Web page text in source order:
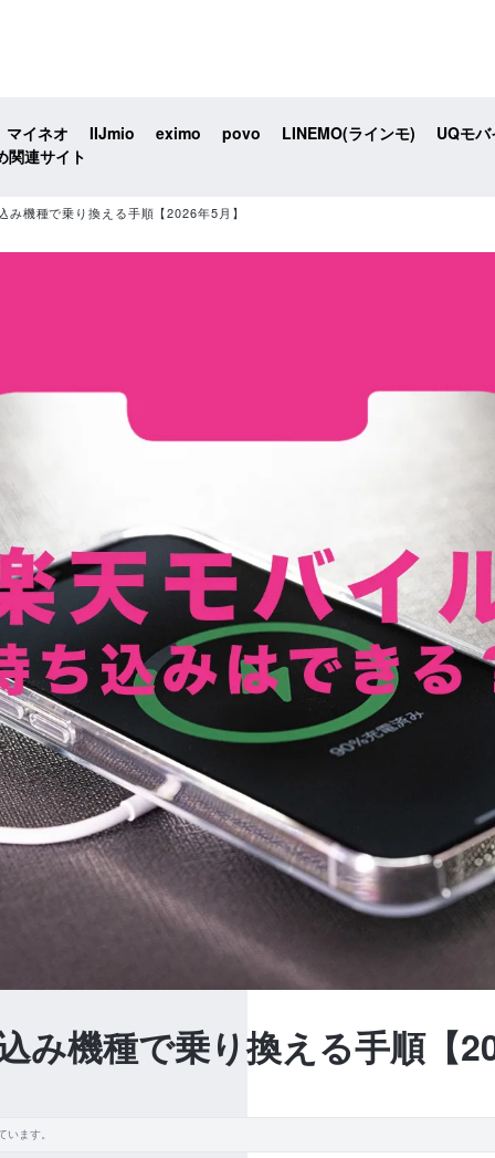
マイネオ IIJmio eximo povo LINEMO(ラインモ)
UQモ
関連サイト
み機種で乗り換える手順【2026年5月】
み機種で乗り換える手順【
ます。